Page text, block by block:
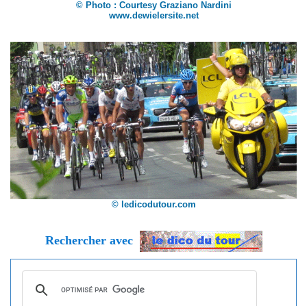
© Photo : Courtesy Graziano Nardini
www.dewielersite.net
© ledicodutour.com
Rechercher avec